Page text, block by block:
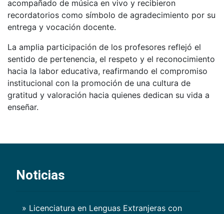
acompañado de música en vivo y recibieron
recordatorios como símbolo de agradecimiento por su
entrega y vocación docente.
La amplia participación de los profesores reflejó el
sentido de pertenencia, el respeto y el reconocimiento
hacia la labor educativa, reafirmando el compromiso
institucional con la promoción de una cultura de
gratitud y valoración hacia quienes dedican su vida a
enseñar.
Noticias
» Licenciatura en Lenguas Extranjeras con